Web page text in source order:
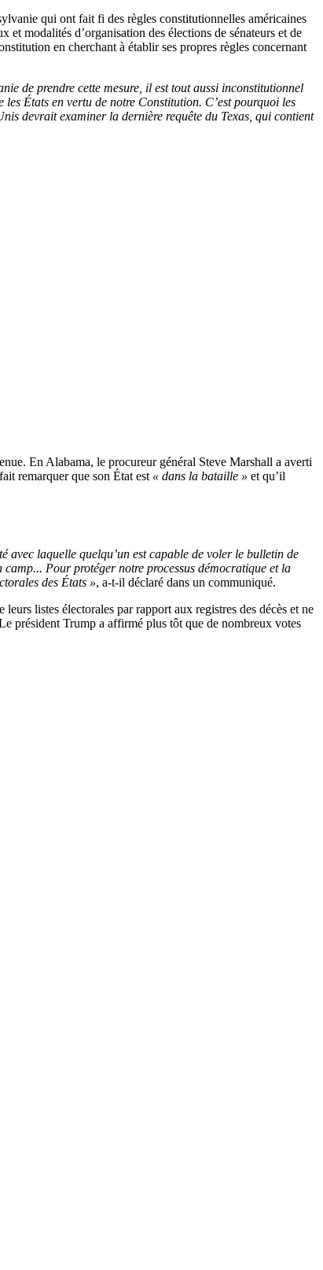
qui ont fait fi des règles constitutionnelles américaines
modalités d’organisation des élections de sénateurs et de
en cherchant à établir ses propres règles concernant
de prendre cette mesure, il est tout aussi inconstitutionnel
États en vertu de notre Constitution. C’est pourquoi les
devrait examiner la dernière requête du Texas, qui contient
En Alabama, le procureur général Steve Marshall a averti
remarquer que son État est « dans la bataille » et qu’il
avec laquelle quelqu’un est capable de voler le bulletin de
Pour protéger notre processus démocratique et la
des États », a-t-il déclaré dans un communiqué.
listes électorales par rapport aux registres des décès et ne
président Trump a affirmé plus tôt que de nombreux votes